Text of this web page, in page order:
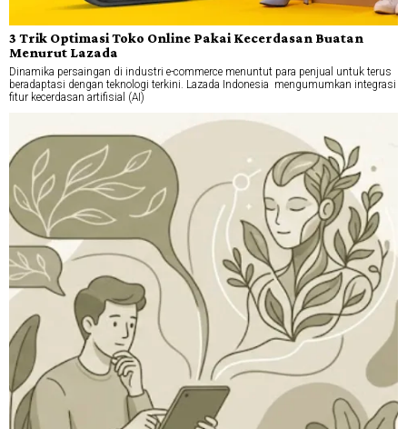
3 Trik Optimasi Toko Online Pakai Kecerdasan Buatan
Menurut Lazada
Dinamika persaingan di industri e-commerce menuntut para penjual untuk terus
beradaptasi dengan teknologi terkini. Lazada Indonesia mengumumkan integrasi
fitur kecerdasan artifisial (AI)